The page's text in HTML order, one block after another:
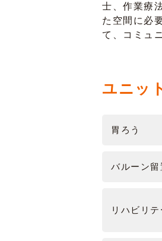
士、作業療
た空間に必
て、コミュ
ユニッ
胃ろう
バルーン留
リハビリ